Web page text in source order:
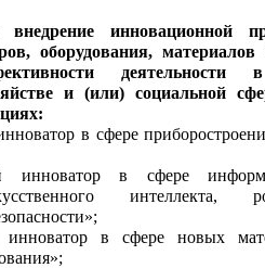
инновационной
оборудования,
и (или) социальной
в сфере
в сфере
интеллекта,
в сфере новых